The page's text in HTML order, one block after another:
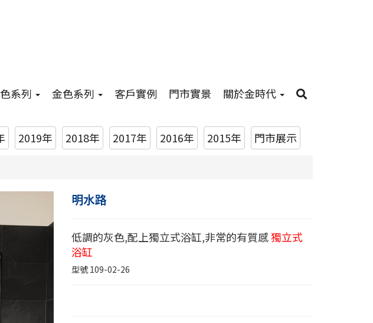
系列 金色系列 客戶實例 門市實景 關於金時代
2019年 2018年 2017年 2016年 2015年 門市展示
明水路
低調的灰色,配上獨立式浴缸,非常的有質感獨立式
浴缸
型號109-02-26